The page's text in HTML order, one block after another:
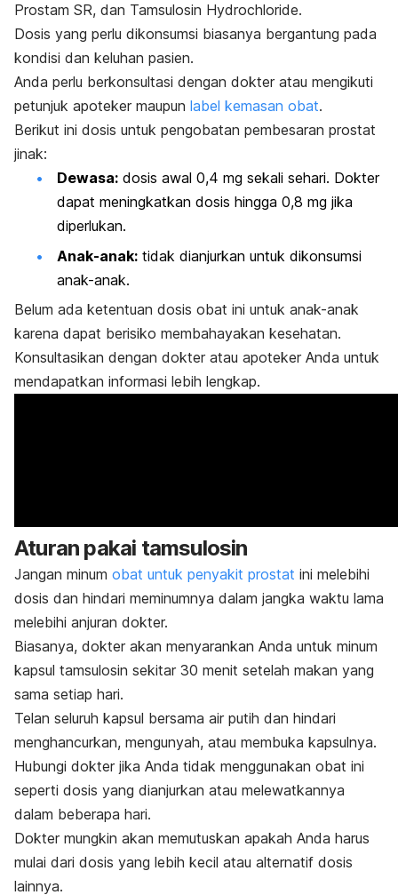
Prostam SR, dan Tamsulosin Hydrochloride.
Dosis yang perlu dikonsumsi biasanya bergantung pada
kondisi dan keluhan pasien.
Anda perlu berkonsultasi dengan dokter atau mengikuti
petunjuk apoteker maupun label kemasan obat.
Berikut ini dosis untuk pengobatan pembesaran prostat
jinak:
Dewasa: dosis awal 0,4 mg sekali sehari. Dokter
dapat meningkatkan dosis hingga 0,8 mg jika
diperlukan.
Anak-anak: tidak dianjurkan untuk dikonsumsi
anak-anak.
Belum ada ketentuan dosis obat ini untuk anak-anak
karena dapat berisiko membahayakan kesehatan.
Konsultasikan dengan dokter atau apoteker Anda untuk
mendapatkan informasi lebih lengkap.
Aturan pakai tamsulosin
Jangan minum obat untuk penyakit prostat ini melebihi
dosis dan hindari meminumnya dalam jangka waktu lama
melebihi anjuran dokter.
Biasanya, dokter akan menyarankan Anda untuk minum
kapsul tamsulosin sekitar 30 menit setelah makan yang
sama setiap hari.
Telan seluruh kapsul bersama air putih dan hindari
menghancurkan, mengunyah, atau membuka kapsulnya.
Hubungi dokter jika Anda tidak menggunakan obat ini
seperti dosis yang dianjurkan atau melewatkannya
dalam beberapa hari.
Dokter mungkin akan memutuskan apakah Anda harus
mulai dari dosis yang lebih kecil atau alternatif dosis
lainnya.